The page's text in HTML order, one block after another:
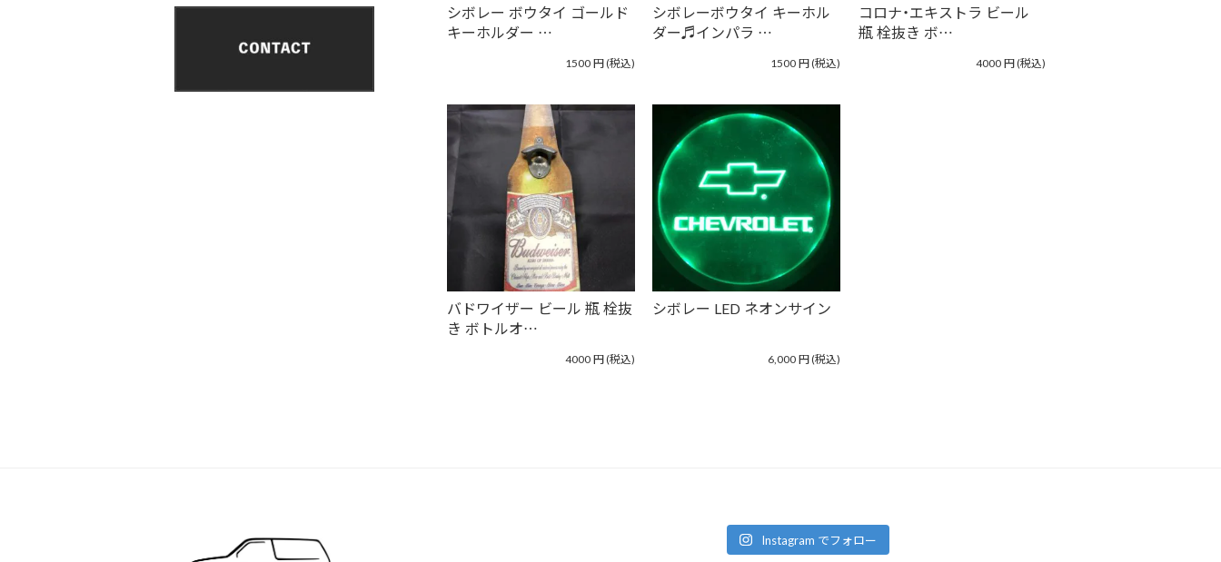
シボレー ボウタイ ゴールド
キーホルダー …
1500円(税込)
シボレーボウタイ キーホル
ダー♬インパラ …
1500円(税込)
コロナ・エキストラ ビール
瓶 栓抜き ボ…
4000円(税込)
バドワイザー ビール 瓶 栓抜
き ボトルオ…
4000円(税込)
シボレー LED ネオンサイン
6,000円(税込)
Instagram でフォロー